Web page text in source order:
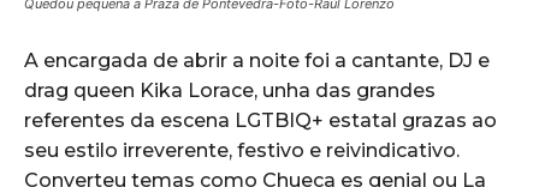
A encargada de abrir a noite foi a cantante, DJ e
drag queen Kika Lorace, unha das grandes
referentes da escena LGTBIQ+ estatal grazas ao
seu estilo irreverente, festivo e reivindicativo.
Converteu temas como Chueca es genial ou La